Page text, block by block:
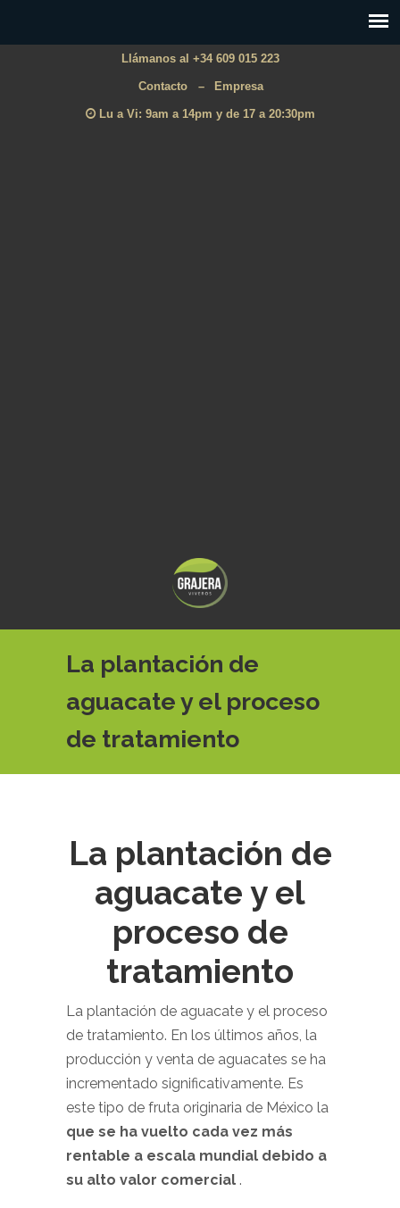
Llámanos al +34 609 015 223
Contacto – Empresa
Lu a Vi: 9am a 14pm y de 17 a 20:30pm
La plantación de
aguacate y el proceso
de tratamiento
La plantación de
aguacate y el
proceso de
tratamiento
La plantación de aguacate y el proceso
de tratamiento. En los últimos años, la
producción y venta de aguacates se ha
incrementado significativamente. Es
este tipo de fruta originaria de México la
que se ha vuelto cada vez más
rentable a escala mundial debido a
su alto valor comercial .